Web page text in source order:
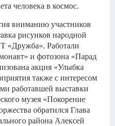
человека в космос.
вниманию участников
рисунков народной
«Дружба». Работали
и фотозона «Парад
акция «Улыбка
также с интересом
работавшей выставки
музея «Покорение
обратился Глава
района Алексей